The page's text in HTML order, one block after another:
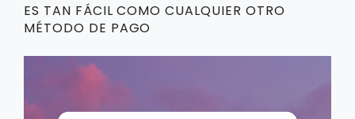
ES TAN FÁCIL COMO CUALQUIER OTRO
MÉTODO DE PAGO